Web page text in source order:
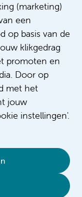
(marketing)
een
op basis van de
klikgedrag
promoten en
Door op
met het
jouw
instellingen'.